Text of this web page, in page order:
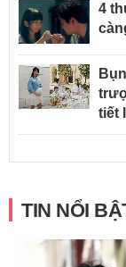
4
tiết
TIN NỔI